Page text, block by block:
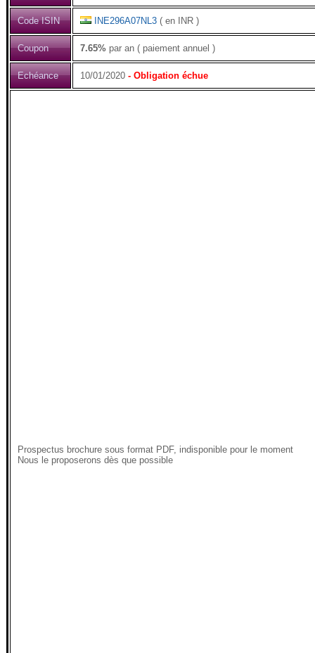
Code ISIN INE296A07NL3 ( en INR )
Coupon 7.65% par an ( paiement annuel )
Echéance 10/01/2020 - Obligation échue
Prospectus brochure sous format PDF, indisponible pour le moment
Nous le proposerons dès que possible